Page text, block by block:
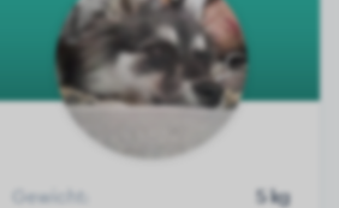
Gewicht:
5 kg